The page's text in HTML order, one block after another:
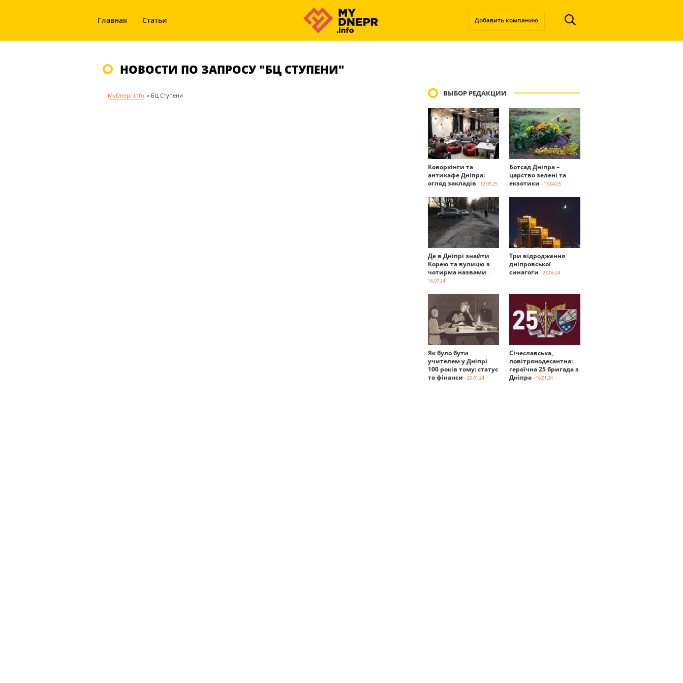
Главная Статьи Добавить компанию
НОВОСТИ ПО ЗАПРОСУ "БЦ СТУПЕНИ"
MyDnepr.info » БЦ Ступени ВЫБОР РЕДАКЦИИ
Коворкінги та
антикафе Дніпра:
огляд закладів - 12.05.25
Ботсад Дніпра –
царство зелені та
екзотики - 13.04.25
Де в Дніпрі знайти
Корею та вулицю з
чотирма назвами -
16.07.24
Три відродження
дніпровської
синагоги - 23.06.24
Як було бути
учителем у Дніпрі
100 років тому: статус
та фінанси - 20.01.24
Січеславська,
повітрянодесантна:
героїчна 25 бригада з
Дніпра - 16.01.24